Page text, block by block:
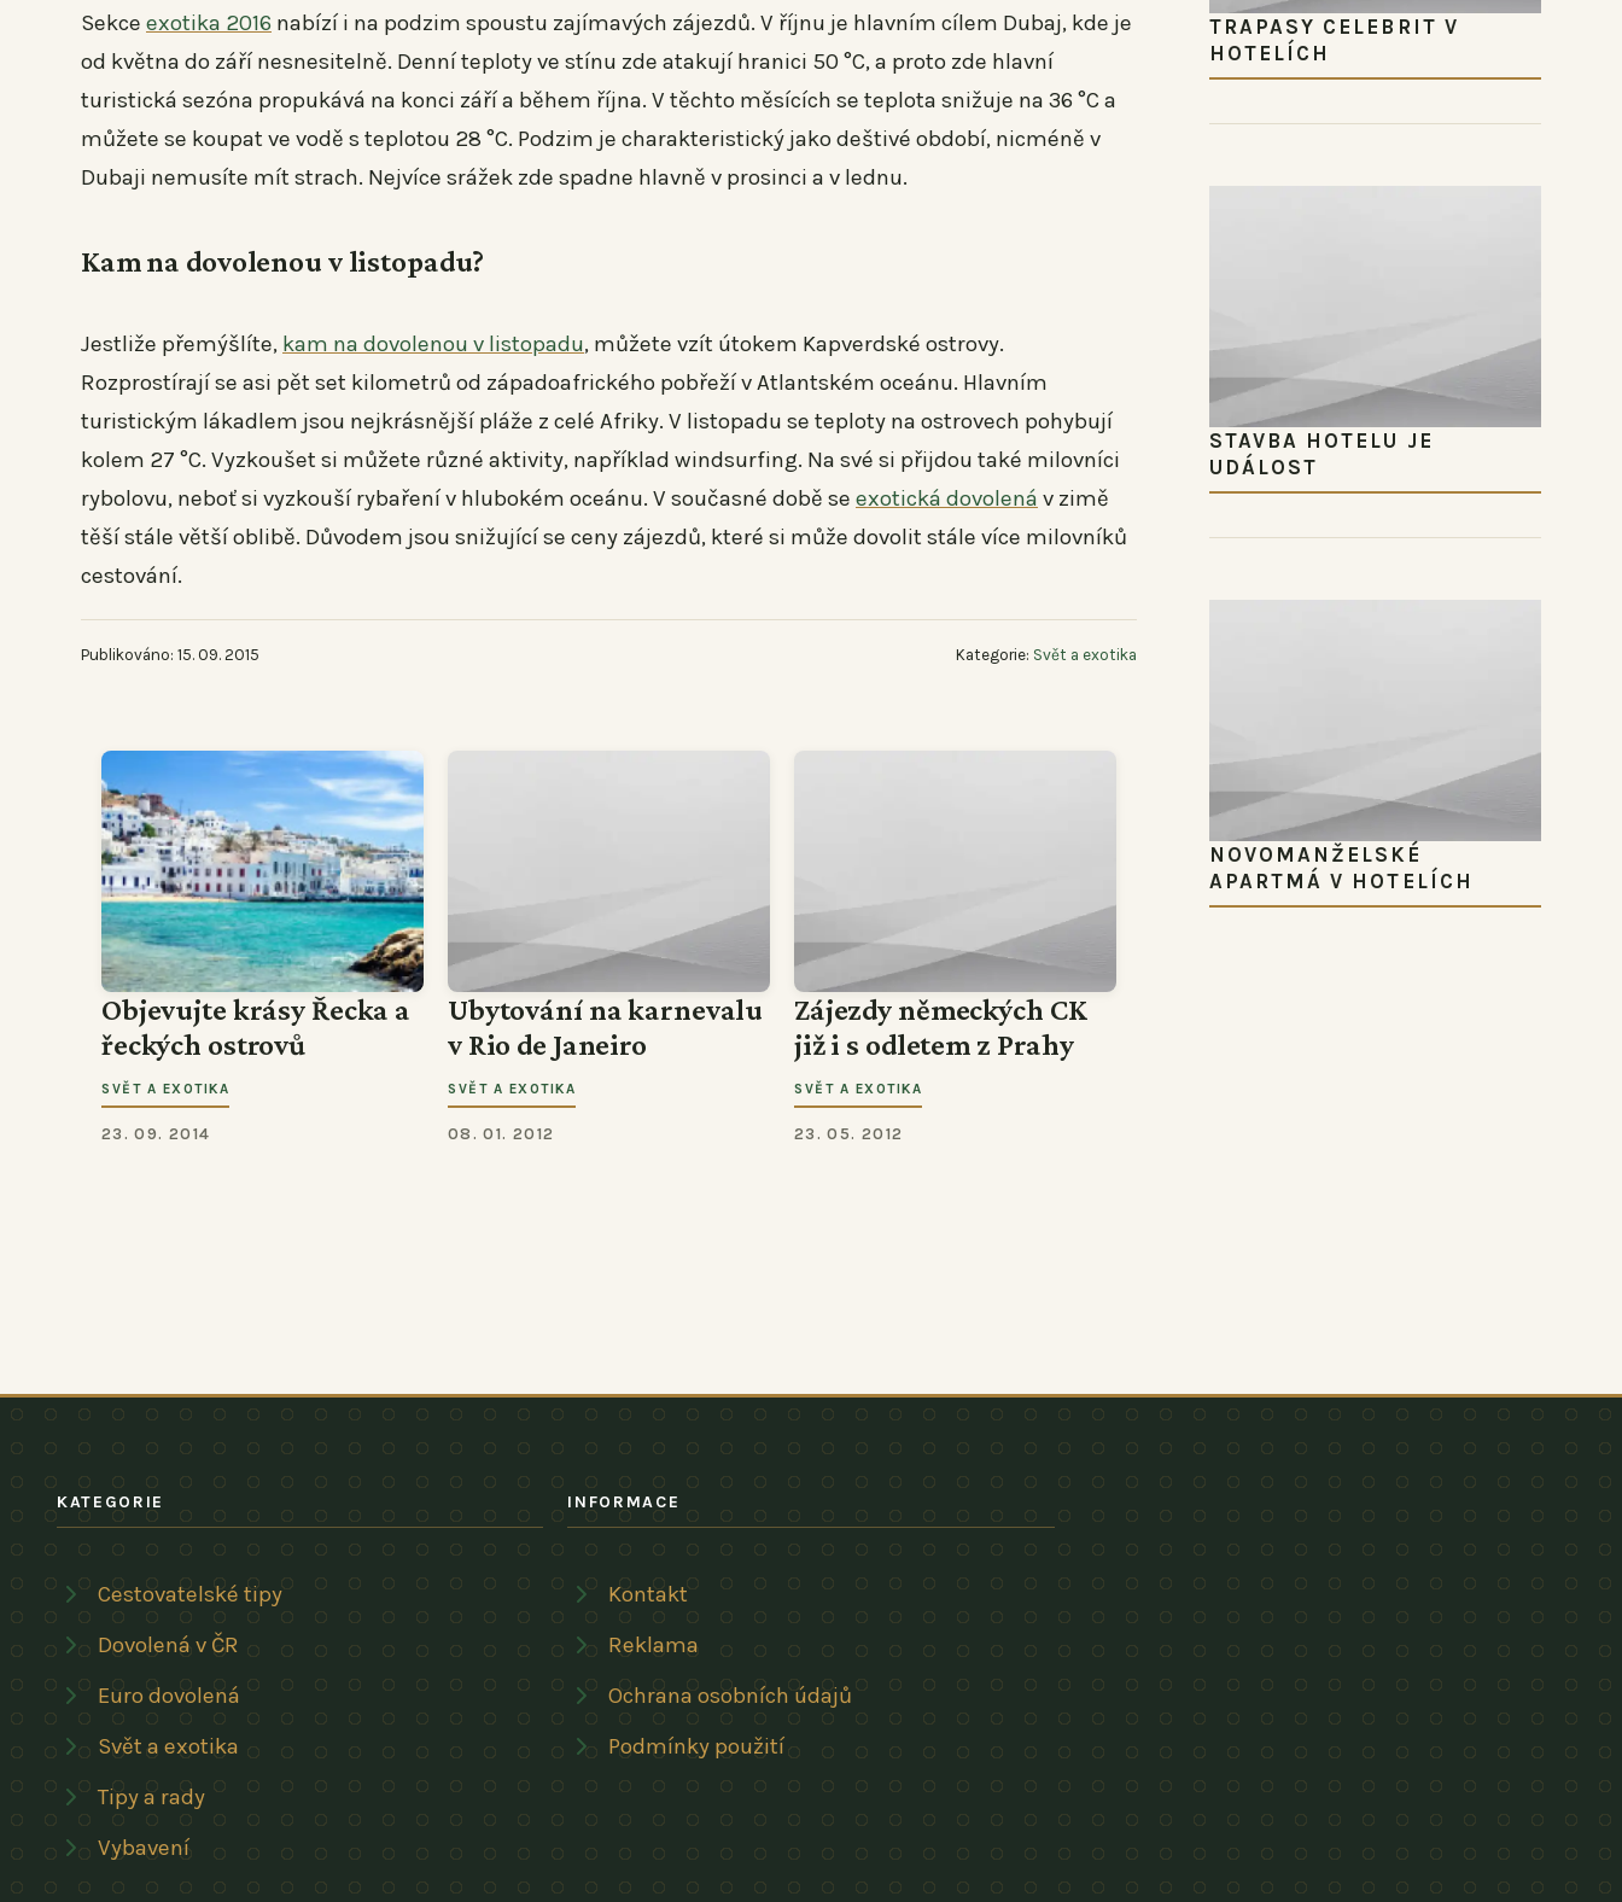
Sekce exotika 2016 nabízí i na podzim spoustu zajímavých zájezdů. V říjnu je hlavním cílem Dubaj, kde je
od května do září nesnesitelně. Denní teploty ve stínu zde atakují hranici 50 °C, a proto zde hlavní
turistická sezóna propukává na konci září a během října. V těchto měsících se teplota snižuje na 36 °C a
můžete se koupat ve vodě s teplotou 28 °C. Podzim je charakteristický jako deštivé období, nicméně v
Dubaji nemusíte mít strach. Nejvíce srážek zde spadne hlavně v prosinci a v lednu.
Kam na dovolenou v listopadu?
Jestliže přemýšlíte, kam na dovolenou v listopadu, můžete vzít útokem Kapverdské ostrovy.
Rozprostírají se asi pět set kilometrů od západoafrického pobřeží v Atlantském oceánu. Hlavním
turistickým lákadlem jsou nejkrásnější pláže z celé Afriky. V listopadu se teploty na ostrovech pohybují
kolem 27 °C. Vyzkoušet si můžete různé aktivity, například windsurfing. Na své si přijdou také milovníci
rybolovu, neboť si vyzkouší rybaření v hlubokém oceánu. V současné době se exotická dovolená v zimě
těší stále větší oblibě. Důvodem jsou snižující se ceny zájezdů, které si může dovolit stále více milovníků
cestování.
Publikováno: 15. 09. 2015 Kategorie: Svět a exotika
Objevujte krásy Řecka a
řeckých ostrovů
SVĚT A EXOTIKA
23. 09. 2014
Ubytování na karnevalu
v Rio de Janeiro
SVĚT A EXOTIKA
08. 01. 2012
Zájezdy německých CK
již i s odletem z Prahy
SVĚT A EXOTIKA
23. 05. 2012
TRAPASY CELEBRIT V
HOTELÍCH
STAVBA HOTELU JE
UDÁLOST
NOVOMANŽELSKÉ
APARTMÁ V HOTELÍCH
KATEGORIE
Cestovatelské tipy
Dovolená v ČR
Euro dovolená
Svět a exotika
Tipy a rady
Vybavení
INFORMACE
Kontakt
Reklama
Ochrana osobních údajů
Podmínky použití